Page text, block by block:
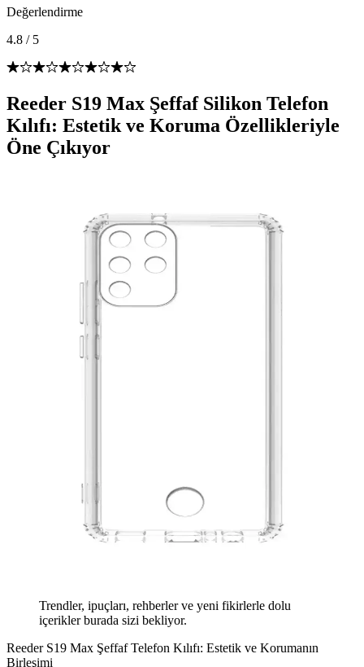
Değerlendirme
4.8 / 5
Reeder S19 Max Şeffaf Silikon Telefon
Kılıfı: Estetik ve Koruma Özellikleriyle
Öne Çıkıyor
Trendler, ipuçları, rehberler ve yeni fikirlerle dolu
içerikler burada sizi bekliyor.
Reeder S19 Max Şeffaf Telefon Kılıfı: Estetik ve Korumanın
Birleşimi